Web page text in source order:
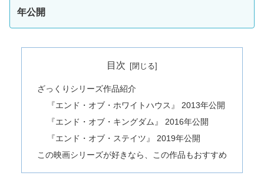
年公開
目次
ざっくりシリーズ作品紹介
『エンド・オブ・ホワイトハウス』 2013年公開
『エンド・オブ・キングダム』 2016年公開
『エンド・オブ・ステイツ』 2019年公開
この映画シリーズが好きなら、この作品もおすすめ